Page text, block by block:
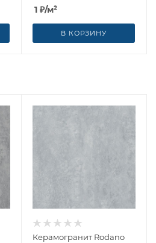
1 ₽/м²
В КОРЗИНУ
Керамогранит Rodano